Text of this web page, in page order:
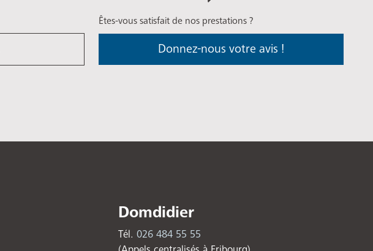
Êtes-vous satisfait de nos prestations ?
Donnez-nous votre avis !
Domdidier
Tél. 026 484 55 55